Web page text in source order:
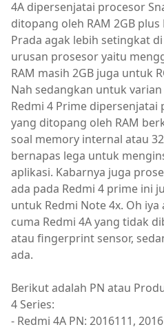
4A dipersenjatai procesor
ditopang oleh RAM 2GB plus
Prada agak lebih setingkat
urusan prosesor yaitu
RAM masih 2GB juga untuk
Nah sedangkan untuk
Redmi 4 Prime
yang ditopang oleh RAM
soal memory internal atau
bernapas lega untuk
aplikasi. Kabarnya juga
ada pada Redmi 4 prime ini
untuk Redmi Note 4x. Oh
cuma Redmi 4A yang tidak
atau fingerprint sensor,
ada.
Berikut adalah PN atau
4 Series:
- Redmi 4A PN: 2016111,